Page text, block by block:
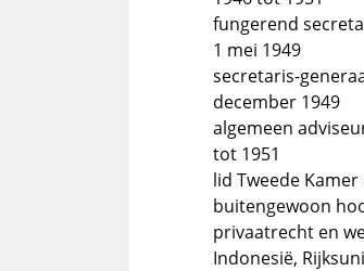
fungerend
1 mei 1949
secretaris-
december 1949
algemeen
tot 1951
lid Tweede
buitengewoon
privaatrecht en
Indonesië,